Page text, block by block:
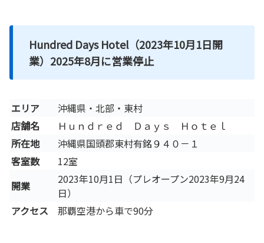
Hundred Days Hotel（2023年10月1日開
業）2025年8月に営業停止
エリア
沖縄県・北部・東村
店舗名
Ｈｕｎｄｒｅｄ Ｄａｙｓ Ｈｏｔｅｌ
所在地
沖縄県国頭郡東村有銘９４０－１
客室数
12室
開業
2023年10月1日（プレオープン2023年9月24
日）
アクセス
那覇空港から車で90分